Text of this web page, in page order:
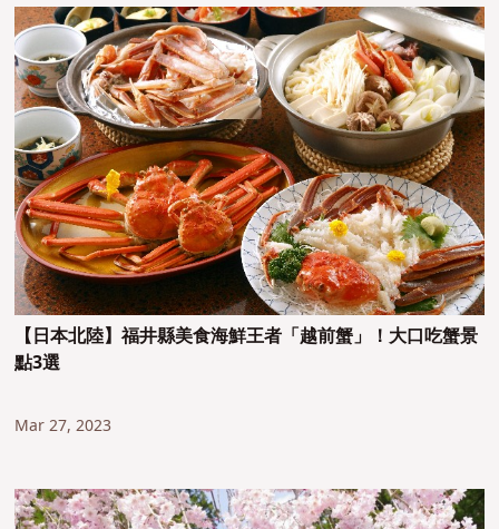
【日本北陸】福井縣美食海鮮王者「越前蟹」！大口吃蟹景
點3選
Mar 27, 2023